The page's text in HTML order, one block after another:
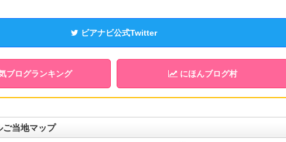
ビアナビ公式Twitter
ブログランキング にほんブログ村
ご当地マップ